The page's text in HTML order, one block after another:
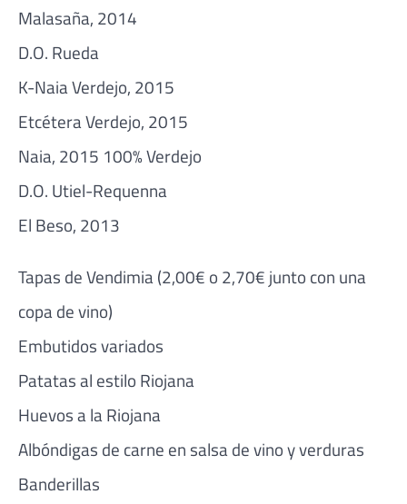
Malasaña, 2014
D.O. Rueda
K-Naia Verdejo, 2015
Etcétera Verdejo, 2015
Naia, 2015 100% Verdejo
D.O. Utiel-Requenna
El Beso, 2013
Tapas de Vendimia (2,00€ o 2,70€ junto con una
copa de vino)
Embutidos variados
Patatas al estilo Riojana
Huevos a la Riojana
Albóndigas de carne en salsa de vino y verduras
Banderillas